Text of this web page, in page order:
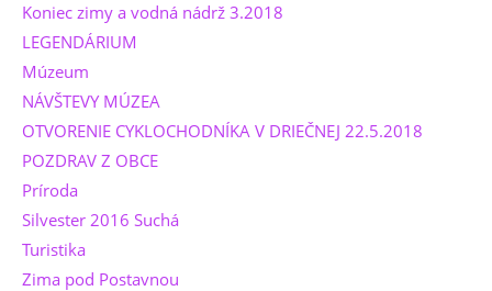
Koniec zimy a vodná nádrž 3.2018
LEGENDÁRIUM
Múzeum
NÁVŠTEVY MÚZEA
OTVORENIE CYKLOCHODNÍKA V DRIEČNEJ 22.5.2018
POZDRAV Z OBCE
Príroda
Silvester 2016 Suchá
Turistika
Zima pod Postavnou